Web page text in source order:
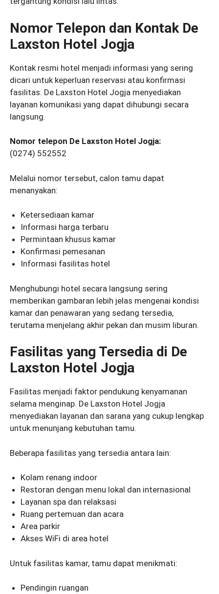
Nomor Telepon dan Kontak De
Laxston Hotel Jogja
Kontak resmi hotel menjadi informasi yang sering
dicari untuk keperluan reservasi atau konfirmasi
fasilitas. De Laxston Hotel Jogja menyediakan
layanan komunikasi yang dapat dihubungi secara
langsung.
Nomor telepon De Laxston Hotel Jogja:
(0274) 552552
Melalui nomor tersebut, calon tamu dapat
menanyakan:
Ketersediaan kamar
Informasi harga terbaru
Permintaan khusus kamar
Konfirmasi pemesanan
Informasi fasilitas hotel
Menghubungi hotel secara langsung sering
memberikan gambaran lebih jelas mengenai kondisi
kamar dan penawaran yang sedang tersedia,
terutama menjelang akhir pekan dan musim liburan.
Fasilitas yang Tersedia di De
Laxston Hotel Jogja
Fasilitas menjadi faktor pendukung kenyamanan
selama menginap. De Laxston Hotel Jogja
menyediakan layanan dan sarana yang cukup lengkap
untuk menunjang kebutuhan tamu.
Beberapa fasilitas yang tersedia antara lain:
Kolam renang indoor
Restoran dengan menu lokal dan internasional
Layanan spa dan relaksasi
Ruang pertemuan dan acara
Area parkir
Akses WiFi di area hotel
Untuk fasilitas kamar, tamu dapat menikmati:
Pendingin ruangan